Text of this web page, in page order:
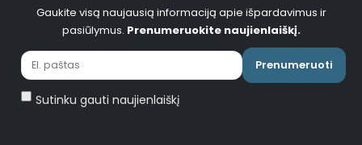
Gaukite visą naujausią informaciją apie išpardavimus ir
pasiūlymus. Prenumeruokite naujienlaiškį.
Prenumeruoti
Sutinku gauti naujienlaiškį